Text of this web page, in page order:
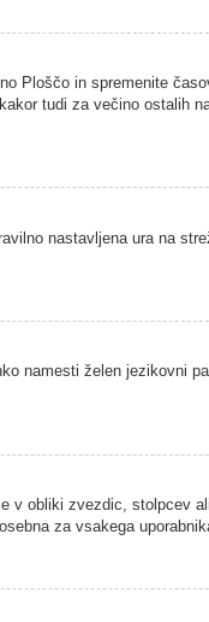
Ploščo in spremenite
tudi za večino ostalih
nastavljena ura na
namesti želen jezikovni
v obliki zvezdic, stolpcev
za vsakega